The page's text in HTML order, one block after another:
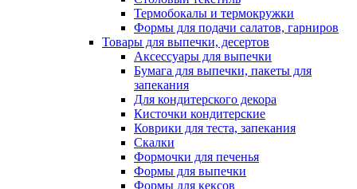
Термобокалы и термокружки
Формы для подачи салатов, гарниров
Товары для выпечки, десертов
Аксессуары для выпечки
Бумага для выпечки, пакеты для
запекания
Для кондитерского декора
Кисточки кондитерские
Коврики для теста, запекания
Скалки
Формочки для печенья
Формы для выпечки
Формы для кексов